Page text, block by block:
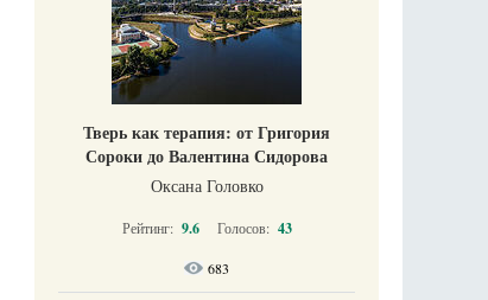
Тверь как терапия: от Григория
Сороки до Валентина Сидорова
Оксана Головко
Рейтинг: 9.6 Голосов: 43
683